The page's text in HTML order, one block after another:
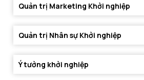
Quản trị Marketing Khởi nghiệp
Quản trị Nhân sự Khởi nghiệp
Ý tưởng khởi nghiệp